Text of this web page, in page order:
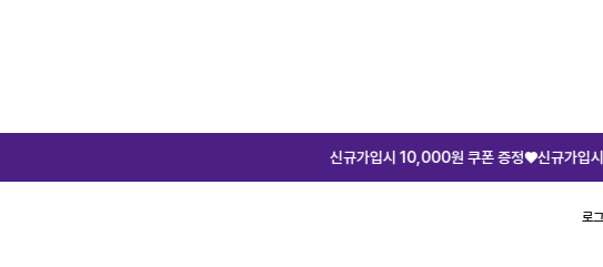
신규가입시 10,000원 쿠폰 증정♥신규가입시 10,000원
로